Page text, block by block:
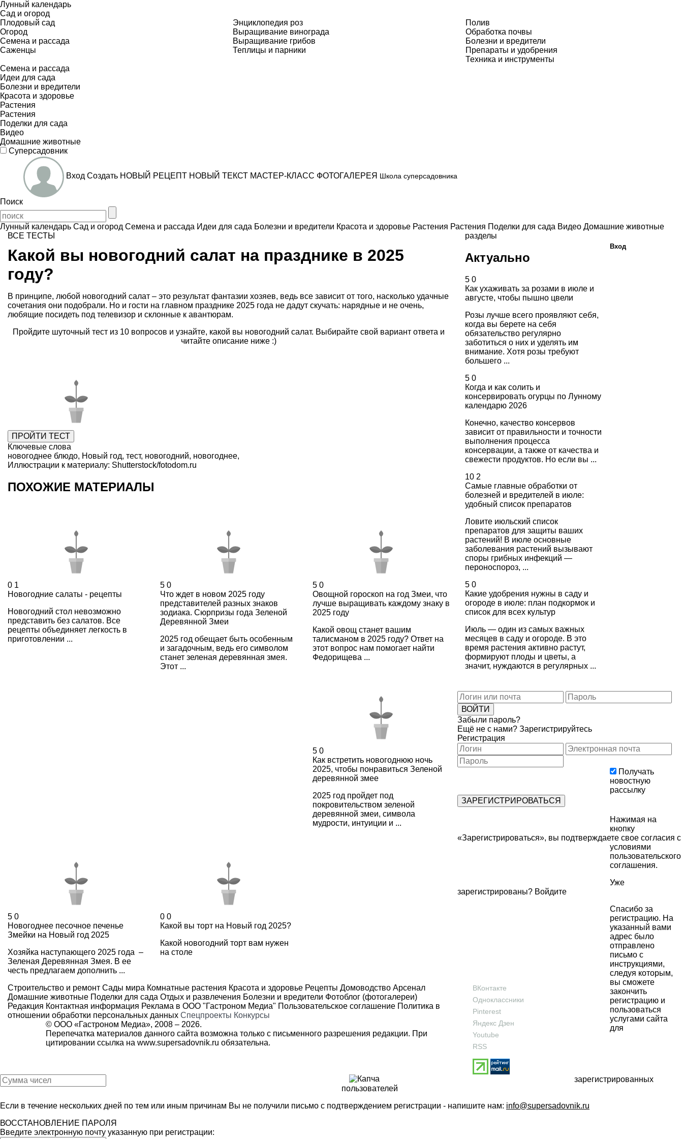
Лунный календарь
Сад и огород
Плодовый сад
Огород
Семена и рассада
Саженцы
Энциклопедия роз
Выращивание винограда
Выращивание грибов
Теплицы и парники
Полив
Обработка почвы
Болезни и вредители
Препараты и удобрения
Техника и инструменты
Семена и рассада
Идеи для сада
Болезни и вредители
Красота и здоровье
Растения
Растения
Поделки для сада
Видео
Домашние животные
Суперсадовник
Вход Создать НОВЫЙ РЕЦЕПТ НОВЫЙ ТЕКСТ МАСТЕР-КЛАСС ФОТОГАЛЕРЕЯ Школа суперсадовника
Поиск
Лунный календарь Сад и огород Семена и рассада Идеи для сада Болезни и вредители Красота и здоровье Растения Растения Поделки для сада Видео Домашние животные
ВСЕ ТЕСТЫ
Какой вы новогодний салат на празднике в 2025
году?
В принципе, любой новогодний салат – это результат фантазии хозяев, ведь все зависит от того, насколько удачные
сочетания они подобрали. Но и гости на главном празднике 2025 года не дадут скучать: нарядные и не очень,
любящие посидеть под телевизор и склонные к авантюрам.
Пройдите шуточный тест из 10 вопросов и узнайте, какой вы новогодний салат. Выбирайте свой вариант ответа и
читайте описание ниже :)
Ключевые слова
новогоднее блюдо, Новый год, тест, новогодний, новогоднее,
Иллюстрации к материалу: Shutterstock/fotodom.ru
ПОХОЖИЕ МАТЕРИАЛЫ
0 1
Новогодние салаты - рецепты
Новогодний стол невозможно
представить без салатов. Все
рецепты объединяет легкость в
приготовлении ...
5 0
Что ждет в новом 2025 году
представителей разных знаков
зодиака. Сюрпризы года Зеленой
Деревянной Змеи
2025 год обещает быть особенным
и загадочным, ведь его символом
станет зеленая деревянная змея.
Этот ...
5 0
Овощной гороскоп на год Змеи, что
лучше выращивать каждому знаку в
2025 году
Какой овощ станет вашим
талисманом в 2025 году? Ответ на
этот вопрос нам помогает найти
Федорищева ...
5 0
Как встретить новогоднюю ночь
2025, чтобы понравиться Зеленой
деревянной змее
2025 год пройдет под
покровительством зеленой
деревянной змеи, символа
мудрости, интуиции и ...
5 0
Новогоднее песочное печенье
Змейки на Новый год 2025
Хозяйка наступающего 2025 года –
Зеленая Деревянная Змея. В ее
честь предлагаем дополнить ...
0 0
Какой вы торт на Новый год 2025?
Какой новогодний торт вам нужен
на столе
разделы
Актуально
5 0
Как ухаживать за розами в июле и
августе, чтобы пышно цвели
Розы лучше всего проявляют себя,
когда вы берете на себя
обязательство регулярно
заботиться о них и уделять им
внимание. Хотя розы требуют
большего ...
5 0
Когда и как солить и
консервировать огурцы по Лунному
календарю 2026
Конечно, качество консервов
зависит от правильности и точности
выполнения процесса
консервации, а также от качества и
свежести продуктов. Но если вы ...
10 2
Самые главные обработки от
болезней и вредителей в июле:
удобный список препаратов
Ловите июльский список
препаратов для защиты ваших
растений! В июле основные
заболевания растений вызывают
споры грибных инфекций —
пероноспороз, ...
5 0
Какие удобрения нужны в саду и
огороде в июле: план подкормок и
список для всех культур
Июль — один из самых важных
месяцев в саду и огороде. В это
время растения активно растут,
формируют плоды и цветы, а
значит, нуждаются в регулярных ...
Строительство и ремонт Сады мира Комнатные растения Красота и здоровье Рецепты Домоводство Арсенал
Домашние животные Поделки для сада Отдых и развлечения Болезни и вредители Фотоблог (фотогалереи)
Редакция Контактная информация Реклама в ООО "Гастроном Медиа" Пользовательское соглашение Политика в
отношении обработки персональных данных Спецпроекты Конкурсы
© ООО «Гастроном Медиа», 2008 – 2026.
Перепечатка материалов данного сайта возможна только с письменного разрешения редакции. При
цитировании ссылка на www.supersadovnik.ru обязательна.
ВКонтакте
Одноклассники
Pinterest
Яндекс Дзен
Youtube
RSS
Вход
Забыли пароль?
Ещё не с нами? Зарегистрируйтесь
Регистрация
Получать
новостную
рассылку
Нажимая на
кнопку
«Зарегистрироваться», вы подтверждаете свое согласия с
условиями
пользовательского
соглашения.
Уже
зарегистрированы? Войдите
Спасибо за
регистрацию. На
указанный вами
адрес было
отправлено
письмо с
инструкциями,
следуя которым,
вы сможете
закончить
регистрацию и
пользоваться
услугами сайта
для
зарегистрированных
пользователей
Если в течение нескольких дней по тем или иным причинам Вы не получили письмо с подтверждением регистрации - напишите нам: info@supersadovnik.ru
ВОССТАНОВЛЕНИЕ ПАРОЛЯ
Введите электронную почту указанную при регистрации: